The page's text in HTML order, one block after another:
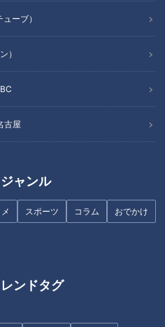
ーブ）
）
古屋
ジャンル
スポーツ コラム おでかけ
レンドタグ
【期間限定再配信】地上波版大
家族チャンネル第五弾 愛知の
子だくさんファミリー 衝撃の夏
か…ハナコ岡部が険しすぎる遊
歩道で大量のキノコ発見 ジャッ